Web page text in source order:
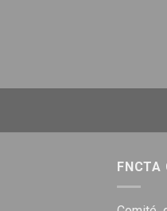
FNCTA